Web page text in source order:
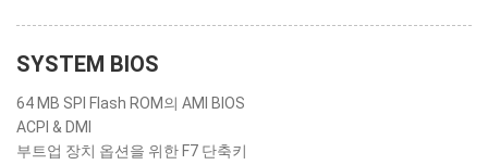
SYSTEM BIOS
64 MB SPI Flash ROM의 AMI BIOS
ACPI & DMI
부트업 장치 옵션을 위한 F7 단축키